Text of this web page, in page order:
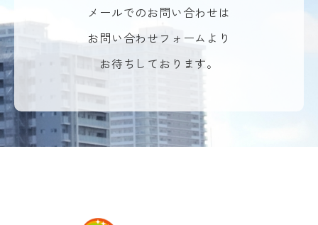
メールでのお問い合わせは
お問い合わせフォームより
お待ちしております。